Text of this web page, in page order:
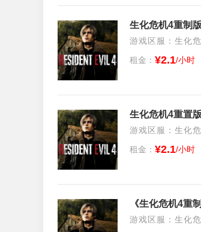
游戏区服：生化
租金： ¥2.1/小时
生化危机4重置
游戏区服：生化
租金： ¥2.1/小时
游戏区服：生化